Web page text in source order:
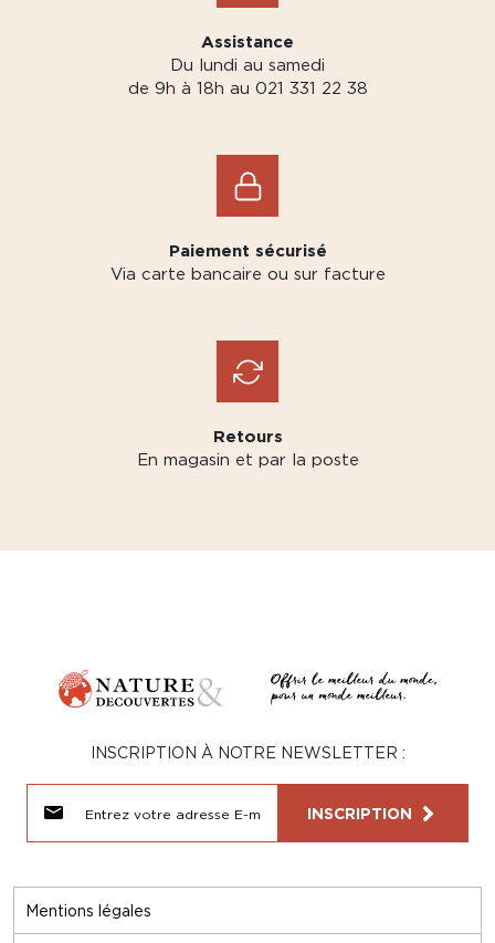
Assistance
Du lundi au samedi
de 9h à 18h au 021 331 22 38
Paiement sécurisé
Via carte bancaire ou sur facture
Retours
En magasin et par la poste
Mentions légales
INSCRIPTION À NOTRE NEWSLETTER :
INSCRIPTION